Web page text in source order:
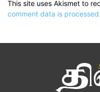
This site uses Akismet to
comment data is processed.